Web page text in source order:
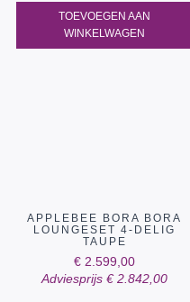
TOEVOEGEN AAN
WINKELWAGEN
APPLEBEE BORA BORA
LOUNGESET 4-DELIG
TAUPE
€ 2.599,00
Adviesprijs €2.842,00